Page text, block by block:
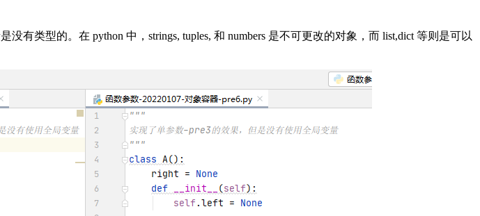
有类型的。在 python 中，strings, tuples, 和 numbers 是不可更改的对象，而 list,dict 等则是可以